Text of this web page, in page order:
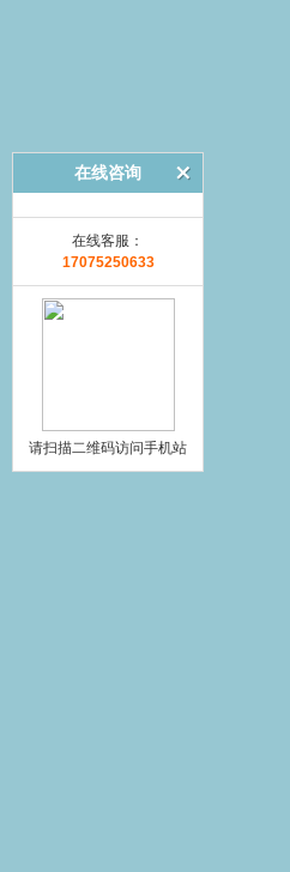
在线咨询
在线客服：
17075250633
请扫描二维码访问手机站